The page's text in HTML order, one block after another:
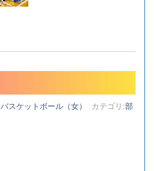
バスケットボール（女） カテゴリ:部